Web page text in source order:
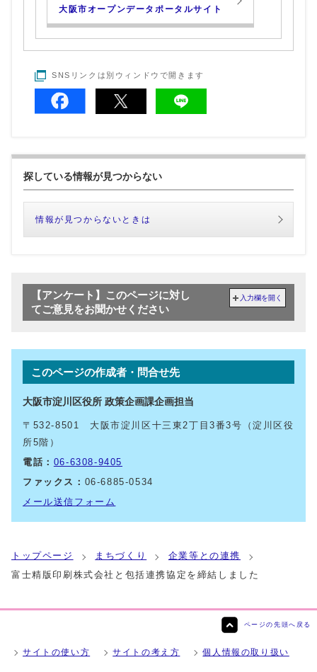
大阪市オープンデータポータルサイト
SNSリンクは別ウィンドウで開きます
探している情報が見つからない
情報が見つからないときは
【アンケート】このページに対し
てご意見をお聞かせください
入力欄を開く
このページの作成者・問合せ先
大阪市淀川区役所 政策企画課企画担当
〒532-8501 大阪市淀川区十三東2丁目3番3号（淀川区役
所5階）
電話： 06-6308-9405
ファックス： 06-6885-0534
メール送信フォーム
トップページ まちづくり
企業等との連携
富士精版印刷株式会社と包括連携協定を締結しました
ページの先頭へ戻る
サイトの使い方 サイトの考え方 個人情報の取り扱い